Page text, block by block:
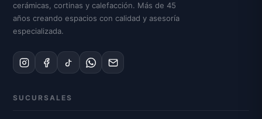
cerámicas, cortinas y calefacción. Más de 45
años creando espacios con calidad y asesoría
especializada.
SUCURSALES